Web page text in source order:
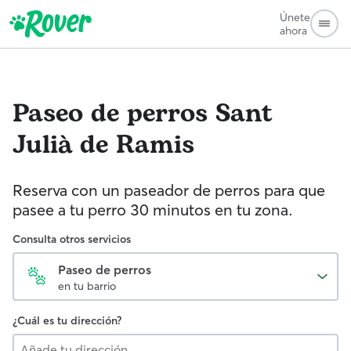
Únete
ahora
Paseo de perros Sant
Julià de Ramis
Reserva con un paseador de perros para que
pasee a tu perro 30 minutos en tu zona.
Consulta otros servicios
Paseo de perros
en tu barrio
¿Cuál es tu dirección?